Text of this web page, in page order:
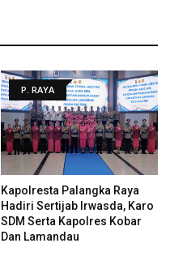
P. RAYA
Kapolresta Palangka Raya
Hadiri Sertijab Irwasda, Karo
SDM Serta Kapolres Kobar
Dan Lamandau